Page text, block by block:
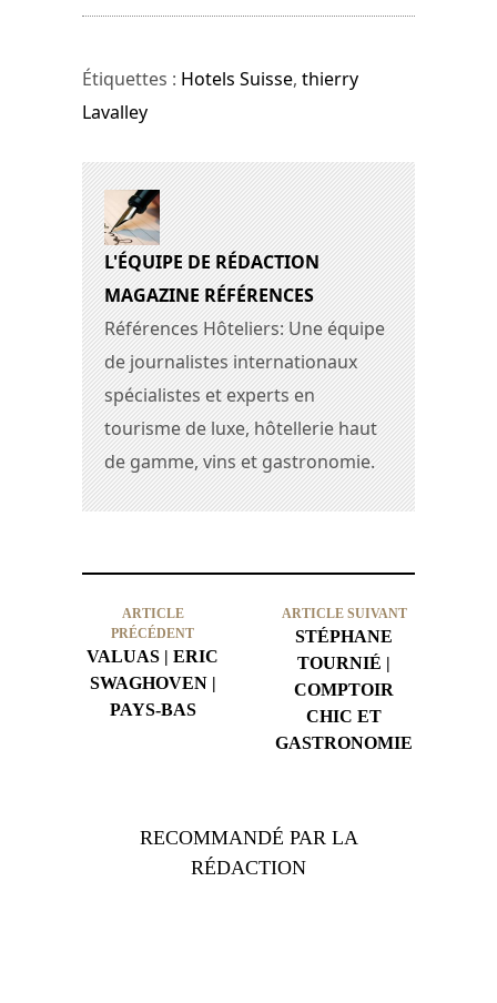
Étiquettes : Hotels Suisse, thierry
Lavalley
L'ÉQUIPE DE RÉDACTION
MAGAZINE RÉFÉRENCES
Références Hôteliers: Une équipe
de journalistes internationaux
spécialistes et experts en
tourisme de luxe, hôtellerie haut
de gamme, vins et gastronomie.
ARTICLE
PRÉCÉDENT
VALUAS | ERIC
SWAGHOVEN |
PAYS-BAS
ARTICLE SUIVANT
STÉPHANE
TOURNIÉ |
COMPTOIR
CHIC ET
GASTRONOMIE
RECOMMANDÉ PAR LA
RÉDACTION